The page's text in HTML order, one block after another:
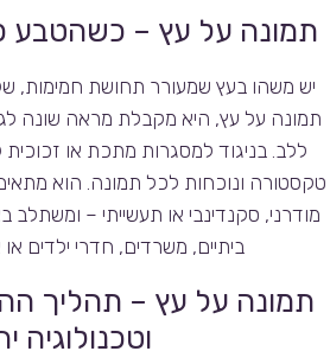
תמונה על עץ – כשהטבע
יש משהו בעץ שמעורר תחושת חמימות,
תמונה על עץ, היא מקבלת מראה שונה
ללב. בניגוד למסגרות מתכת או
טקסטורה ונוכחות לכל תמונה. הוא
מודרני, סקנדינבי או תעשייתי –
ביתיים, משרדים, חדרי ילדים
תמונה על עץ – תהליך
וטכנולוגיה